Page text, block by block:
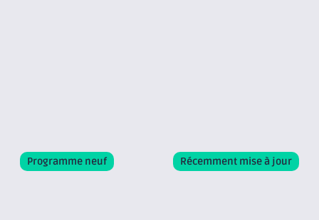
Programme neuf Récemment mise à jour